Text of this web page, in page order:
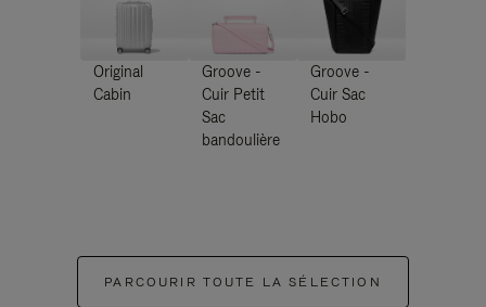
Original
Cabin
Groove -
Cuir Petit
Sac
bandoulière
Groove -
Cuir Sac
Hobo
PARCOURIR TOUTE LA SÉLECTION